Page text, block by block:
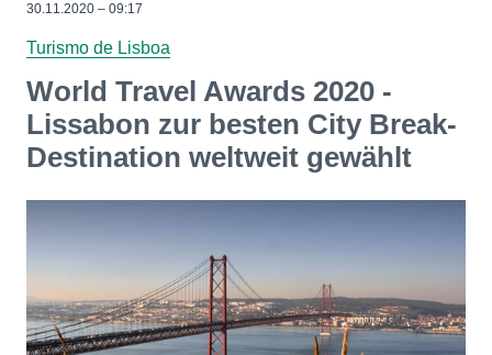
30.11.2020 – 09:17
Turismo de Lisboa
World Travel Awards 2020 -
Lissabon zur besten City Break-
Destination weltweit gewählt